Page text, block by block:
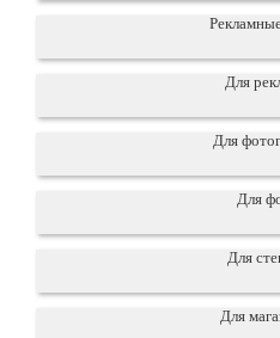
Для
Для
Для
Для
Для